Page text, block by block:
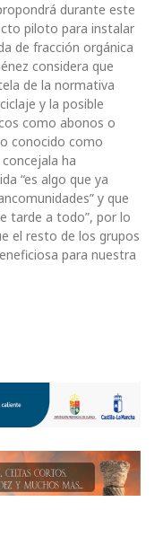
durante este
piloto para instalar
de fracción orgánica
considera que
de la normativa
y la posible
como abonos o
conocido como
ha
“es algo que ya
y que
tarde a todo”, por lo
el resto de los grupos
para nuestra